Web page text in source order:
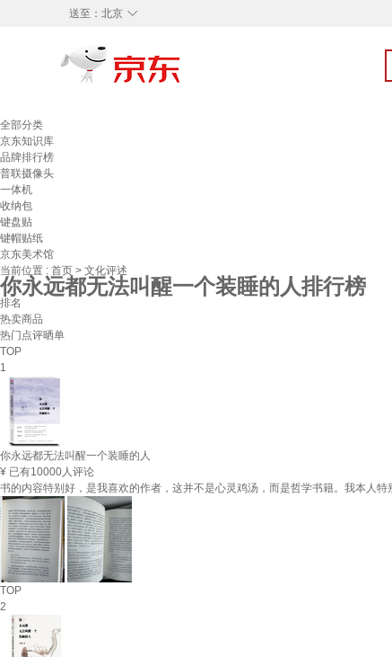
◇
送至： 北京
全部分类
京东知识库
品牌排行榜
普联摄像头
一体机
收纳包
键盘贴
键帽贴纸
京东美术馆
当前位置 : 首页 > 文化评述
你永远都无法叫醒一个装睡的人排行榜
排名
热卖商品
热门点评晒单
TOP
1
你永远都无法叫醒一个装睡的人
¥ 已有10000人评论
书的内容特别好，是我喜欢的作者，这并不是心灵鸡汤，而是哲学书籍。我本人特
TOP
2